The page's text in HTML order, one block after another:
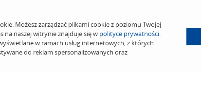
Możesz zarządzać plikami cookie z poziomu Twojej
naszej witrynie znajduje się w polityce prywatności.
w ramach usług internetowych, z których
do reklam spersonalizowanych oraz